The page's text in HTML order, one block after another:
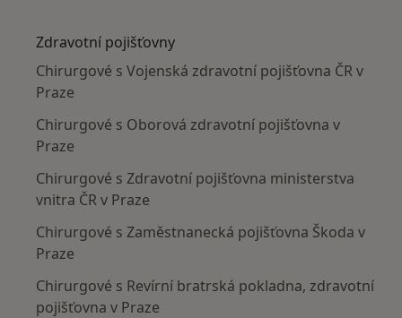
Zdravotní pojišťovny
Chirurgové s Vojenská zdravotní pojišťovna ČR v
Praze
Chirurgové s Oborová zdravotní pojišťovna v
Praze
Chirurgové s Zdravotní pojišťovna ministerstva
vnitra ČR v Praze
Chirurgové s Zaměstnanecká pojišťovna Škoda v
Praze
Chirurgové s Revírní bratrská pokladna, zdravotní
pojišťovna v Praze